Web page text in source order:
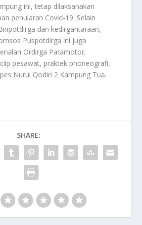
ini, tetap dilaksanakan
penularan Covid-19. Selain
dan kedirgantaraan,
Puspotdirga ini juga
Ordirga Paramotor,
pesawat, praktek phoneografi,
Nurul Qodiri 2 Kampung Tua.
SHARE: